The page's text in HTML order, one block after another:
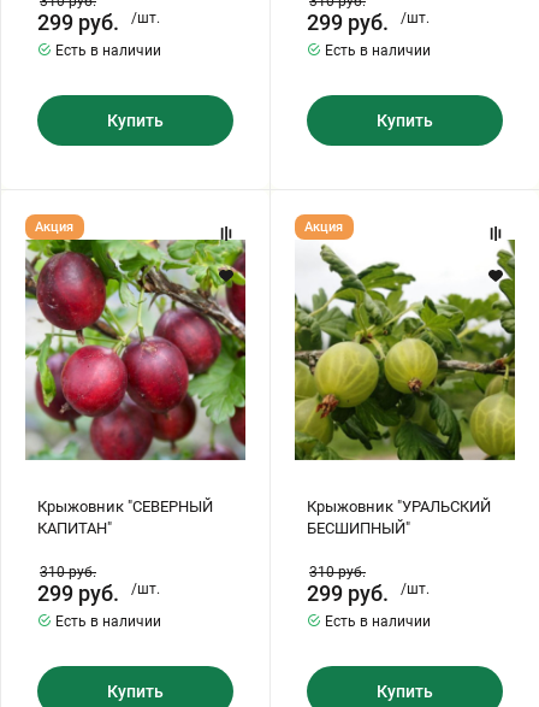
299 руб.
/шт.
Есть в наличии
Купить
299 руб.
/шт.
Есть в наличии
Купить
Крыжовник
"СЕВЕРНЫЙ
КАПИТАН"
Крыжовник "СЕВЕРНЫЙ
КАПИТАН"
Акция
310руб.
299 руб.
/шт.
Есть в наличии
Купить
Крыжовник
"УРАЛЬСКИЙ
БЕСШИПНЫЙ"
Крыжовник "УРАЛЬСКИЙ
БЕСШИПНЫЙ"
Акция
310руб.
299 руб.
/шт.
Есть в наличии
Купить